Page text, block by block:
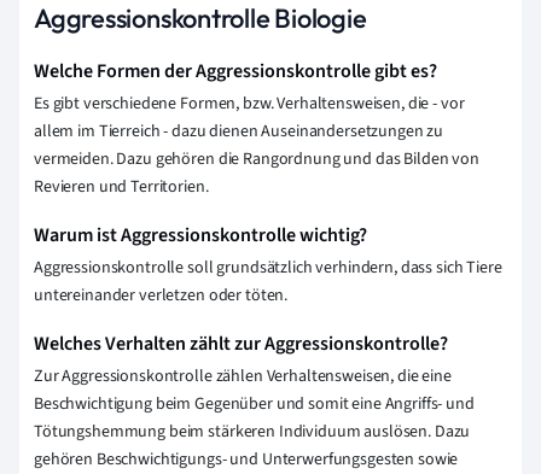
Aggressionskontrolle Biologie
Welche Formen der Aggressionskontrolle gibt es?
Es gibt verschiedene Formen, bzw. Verhaltensweisen, die - vor
allem im Tierreich - dazu dienen Auseinandersetzungen zu
vermeiden. Dazu gehören die Rangordnung und das Bilden von
Revieren und Territorien.
Warum ist Aggressionskontrolle wichtig?
Aggressionskontrolle soll grundsätzlich verhindern, dass sich Tiere
untereinander verletzen oder töten.
Welches Verhalten zählt zur Aggressionskontrolle?
Zur Aggressionskontrolle zählen Verhaltensweisen, die eine
Beschwichtigung beim Gegenüber und somit eine Angriffs- und
Tötungshemmung beim stärkeren Individuum auslösen. Dazu
gehören Beschwichtigungs- und Unterwerfungsgesten sowie